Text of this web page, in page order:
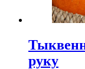
руку